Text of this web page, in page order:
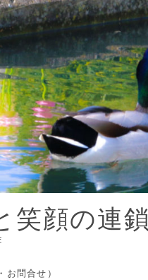
顔の連鎖
お問合せ）